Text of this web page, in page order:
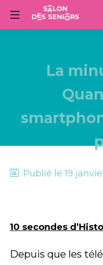
La
Publié le19
10 secondes
Depuis que les